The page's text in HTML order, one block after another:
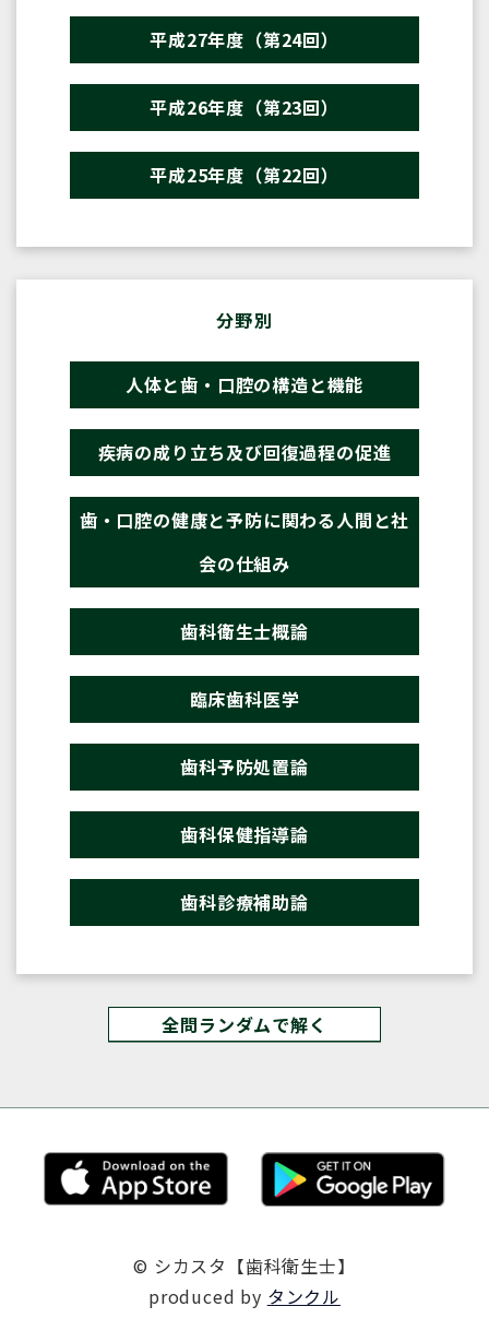
平成27年度（第24回）
平成26年度（第23回）
平成25年度（第22回）
分野別
人体と歯・口腔の構造と機能
疾病の成り立ち及び回復過程の促進
歯・口腔の健康と予防に関わる人間と社
会の仕組み
歯科衛生士概論
臨床歯科医学
歯科予防処置論
歯科保健指導論
歯科診療補助論
全問ランダムで解く
© シカスタ【歯科衛生士】
produced by タンクル